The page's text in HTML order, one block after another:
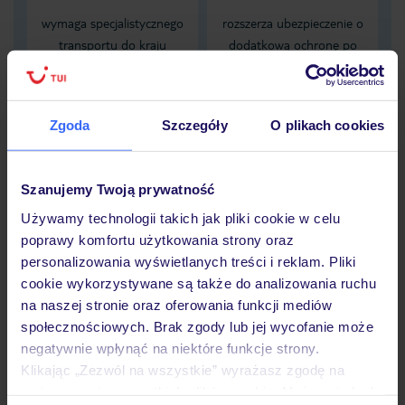
Zgoda Szczegóły O plikach cookies
Szanujemy Twoją prywatność
Używamy technologii takich jak pliki cookie w celu
poprawy komfortu użytkowania strony oraz
personalizowania wyświetlanych treści i reklam. Pliki
cookie wykorzystywane są także do analizowania ruchu
na naszej stronie oraz oferowania funkcji mediów
społecznościowych. Brak zgody lub jej wycofanie może
negatywnie wpłynąć na niektóre funkcje strony.
Klikając „Zezwól na wszystkie” wyrażasz zgodę na
wymaga specjalistycznego
transportu do kraju
zamieszkania, karta EKUZ
nie zapewnia pokrycia tych
rozszerza ubezpieczenie o
dodatkową ochronę po
spożyciu alkoholu
obejmującą NNW
alkoholu
Sprawdź szczegóły
wariantów ochrony »
Dlaczego warto wybrać TUI?